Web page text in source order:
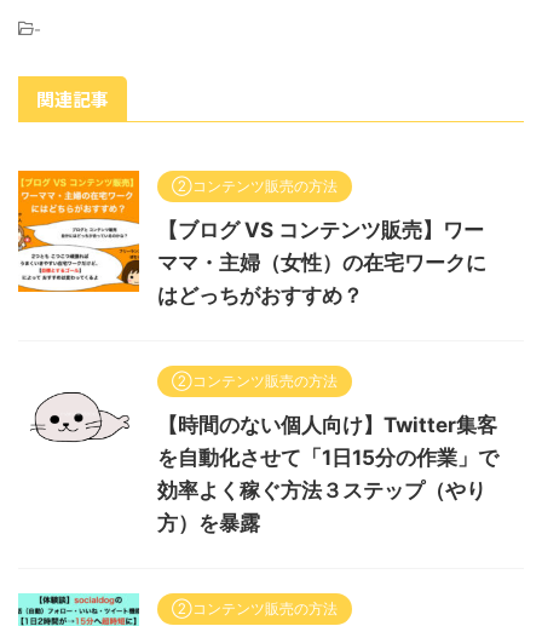
-
関連記事
②コンテンツ販売の方法
【ブログ VS コンテンツ販売】ワー
ママ・主婦（女性）の在宅ワークに
はどっちがおすすめ？
②コンテンツ販売の方法
【時間のない個人向け】Twitter集客
を自動化させて「1日15分の作業」で
効率よく稼ぐ方法３ステップ（やり
方）を暴露
②コンテンツ販売の方法